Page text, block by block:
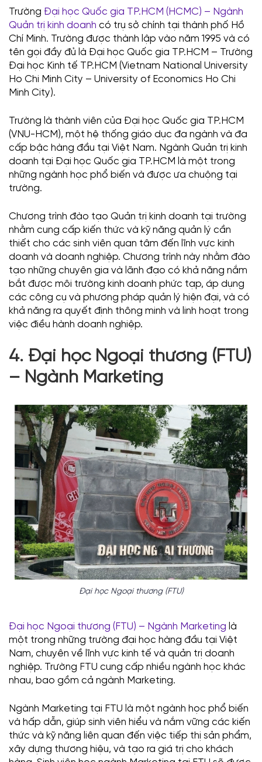
Trường Đại học Quốc gia TP.HCM (HCMC) – Ngành
Quản trị kinh doanh có trụ sở chính tại thành phố Hồ
Chí Minh. Trường được thành lập vào năm 1995 và có
tên gọi đầy đủ là Đại học Quốc gia TP.HCM – Trường
Đại học Kinh tế TP.HCM (Vietnam National University
Ho Chi Minh City – University of Economics Ho Chi
Minh City).
Trường là thành viên của Đại học Quốc gia TP.HCM
(VNU-HCM), một hệ thống giáo dục đa ngành và đa
cấp bậc hàng đầu tại Việt Nam. Ngành Quản trị kinh
doanh tại Đại học Quốc gia TP.HCM là một trong
những ngành học phổ biến và được ưa chuộng tại
trường.
Chương trình đào tạo Quản trị kinh doanh tại trường
nhằm cung cấp kiến thức và kỹ năng quản lý cần
thiết cho các sinh viên quan tâm đến lĩnh vực kinh
doanh và doanh nghiệp. Chương trình này nhằm đào
tạo những chuyên gia và lãnh đạo có khả năng nắm
bắt được môi trường kinh doanh phức tạp, áp dụng
các công cụ và phương pháp quản lý hiện đại, và có
khả năng ra quyết định thông minh và linh hoạt trong
việc điều hành doanh nghiệp.
4. Đại học Ngoại thương (FTU)
– Ngành Marketing
Đại học Ngoại thương (FTU)
Đại học Ngoại thương (FTU) – Ngành Marketing là
một trong những trường đại học hàng đầu tại Việt
Nam, chuyên về lĩnh vực kinh tế và quản trị doanh
nghiệp. Trường FTU cung cấp nhiều ngành học khác
nhau, bao gồm cả ngành Marketing.
Ngành Marketing tại FTU là một ngành học phổ biến
và hấp dẫn, giúp sinh viên hiểu và nắm vững các kiến
thức và kỹ năng liên quan đến việc tiếp thị sản phẩm,
xây dựng thương hiệu, và tạo ra giá trị cho khách